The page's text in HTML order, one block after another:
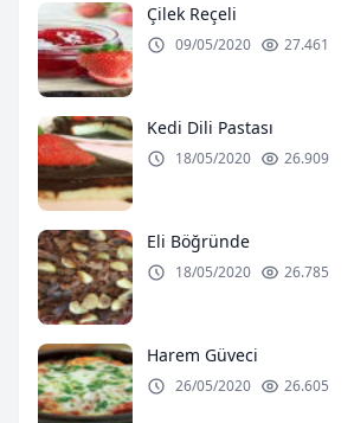
Çilek Reçeli
09/05/2020 27.461
Kedi Dili Pastası
18/05/2020 26.909
Eli Böğründe
18/05/2020 26.785
Harem Güveci
26/05/2020 26.605